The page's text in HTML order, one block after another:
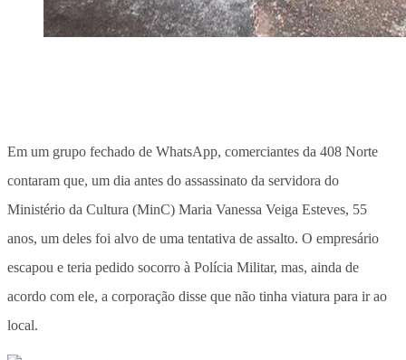
Em um grupo fechado de WhatsApp, comerciantes da 408 Norte
contaram que, um dia antes do assassinato da servidora do
Ministério da Cultura (MinC) Maria Vanessa Veiga Esteves, 55
anos, um deles foi alvo de uma tentativa de assalto. O empresário
escapou e teria pedido socorro à Polícia Militar, mas, ainda de
acordo com ele, a corporação disse que não tinha viatura para ir ao
local.